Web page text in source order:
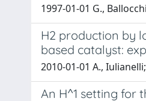
1997-01-01 G.,
H2 production by
based catalyst:
2010-01-01 A.,
An H^1 setting for